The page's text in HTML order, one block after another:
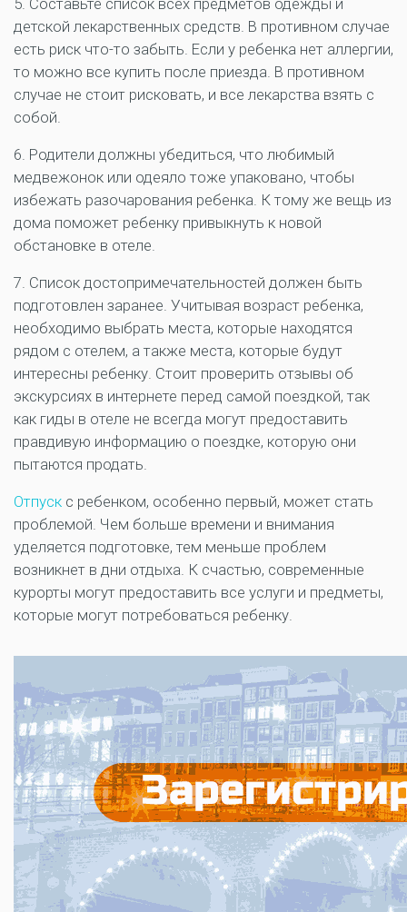
5. Составьте список всех предметов одежды и
детской лекарственных средств. В противном случае
есть риск что-то забыть. Если у ребенка нет аллергии,
то можно все купить после приезда. В противном
случае не стоит рисковать, и все лекарства взять с
собой.
6. Родители должны убедиться, что любимый
медвежонок или одеяло тоже упаковано, чтобы
избежать разочарования ребенка. К тому же вещь из
дома поможет ребенку привыкнуть к новой
обстановке в отеле.
7. Список достопримечательностей должен быть
подготовлен заранее. Учитывая возраст ребенка,
необходимо выбрать места, которые находятся
рядом с отелем, а также места, которые будут
интересны ребенку. Стоит проверить отзывы об
экскурсиях в интернете перед самой поездкой, так
как гиды в отеле не всегда могут предоставить
правдивую информацию о поездке, которую они
пытаются продать.
Отпуск с ребенком, особенно первый, может стать
проблемой. Чем больше времени и внимания
уделяется подготовке, тем меньше проблем
возникнет в дни отдыха. К счастью, современные
курорты могут предоставить все услуги и предметы,
которые могут потребоваться ребенку.